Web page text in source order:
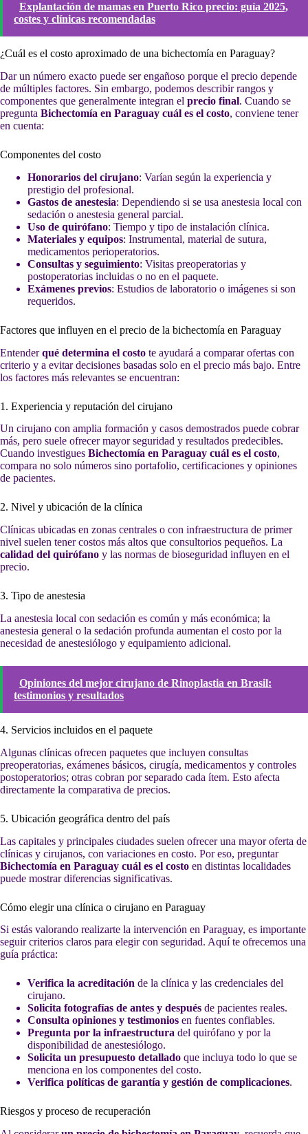
Explantación de mamas en Puerto Rico precio: guía 2025,
costes y clínicas recomendadas
¿Cuál es el costo aproximado de una bichectomía en Paraguay?
Dar un número exacto puede ser engañoso porque el precio depende
de múltiples factores. Sin embargo, podemos describir rangos y
componentes que generalmente integran el precio final. Cuando se
pregunta Bichectomía en Paraguay cuál es el costo, conviene tener
en cuenta:
Componentes del costo
Honorarios del cirujano: Varían según la experiencia y
prestigio del profesional.
Gastos de anestesia: Dependiendo si se usa anestesia local con
sedación o anestesia general parcial.
Uso de quirófano: Tiempo y tipo de instalación clínica.
Materiales y equipos: Instrumental, material de sutura,
medicamentos perioperatorios.
Consultas y seguimiento: Visitas preoperatorias y
postoperatorias incluidas o no en el paquete.
Exámenes previos: Estudios de laboratorio o imágenes si son
requeridos.
Factores que influyen en el precio de la bichectomía en Paraguay
Entenderqué determina el costo te ayudará a comparar ofertas con
criterio y a evitar decisiones basadas solo en el precio más bajo. Entre
los factores más relevantes se encuentran:
1. Experiencia y reputación del cirujano
Un cirujano con amplia formación y casos demostrados puede cobrar
más, pero suele ofrecer mayor seguridad y resultados predecibles.
Cuando investigues Bichectomía en Paraguay cuál es el costo,
compara no solo números sino portafolio, certificaciones y opiniones
de pacientes.
2. Nivel y ubicación de la clínica
Clínicas ubicadas en zonas centrales o con infraestructura de primer
nivel suelen tener costos más altos que consultorios pequeños. La
calidad del quirófano y las normas de bioseguridad influyen en el
precio.
3. Tipo de anestesia
La anestesia local con sedación es común y más económica; la
anestesia general o la sedación profunda aumentan el costo por la
necesidad de anestesiólogo y equipamiento adicional.
Opiniones del mejor cirujano de Rinoplastia en Brasil:
testimonios y resultados
4. Servicios incluidos en el paquete
Algunas clínicas ofrecen paquetes que incluyen consultas
preoperatorias, exámenes básicos, cirugía, medicamentos y controles
postoperatorios; otras cobran por separado cada ítem. Esto afecta
directamente la comparativa de precios.
5. Ubicación geográfica dentro del país
Las capitales y principales ciudades suelen ofrecer una mayor oferta de
clínicas y cirujanos, con variaciones en costo. Por eso, preguntar
Bichectomía en Paraguay cuál es el costo en distintas localidades
puede mostrar diferencias significativas.
Cómo elegir una clínica o cirujano en Paraguay
Si estás valorando realizarte la intervención en Paraguay, es importante
seguir criterios claros para elegir con seguridad. Aquí te ofrecemos una
guía práctica:
Verifica la acreditación de la clínica y las credenciales del
cirujano.
Solicita fotografías de antes y después de pacientes reales.
Consulta opiniones y testimonios en fuentes confiables.
Pregunta por la infraestructura del quirófano y por la
disponibilidad de anestesiólogo.
Solicita un presupuesto detallado que incluya todo lo que se
menciona en los componentes del costo.
Verifica políticas de garantía y gestión de complicaciones.
Riesgos y proceso de recuperación